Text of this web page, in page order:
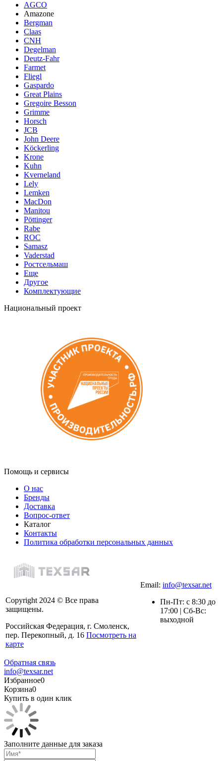
AGCO
Amazone
Bergman
Claas
CNH
Degelman
Deutz-Fahr
Farmet
Fliegl
Gaspardo
Great Plains
Gregoire Besson
Grimme
Horsch
JCB
John Deere
Köckerling
Krone
Kuhn
Kverneland
Lely
Lemken
MacDon
Manitou
Pöttinger
Rabe
ROC
Samasz
Vaderstad
Ростсельмаш
Еще
Другое
Комплектующие
Национальный проект
Помощь и сервисы
О нас
Бренды
Доставка
Вопрос-ответ
Каталог
Контакты
Политика обработки персональных данных
Copyright 2024 © Все права
защищены.
Российская Федерация, г. Смоленск,
пер. Перекопный, д. 16 Посмотреть на
карте
Email: info@texsar.net
Пн-Пт: с 8:30 до
17:00 | Сб-Вс:
выходной
Обратная связь
info@texsar.net
Избранное0
Корзина0
Купить в один клик
Заполните данные для заказа